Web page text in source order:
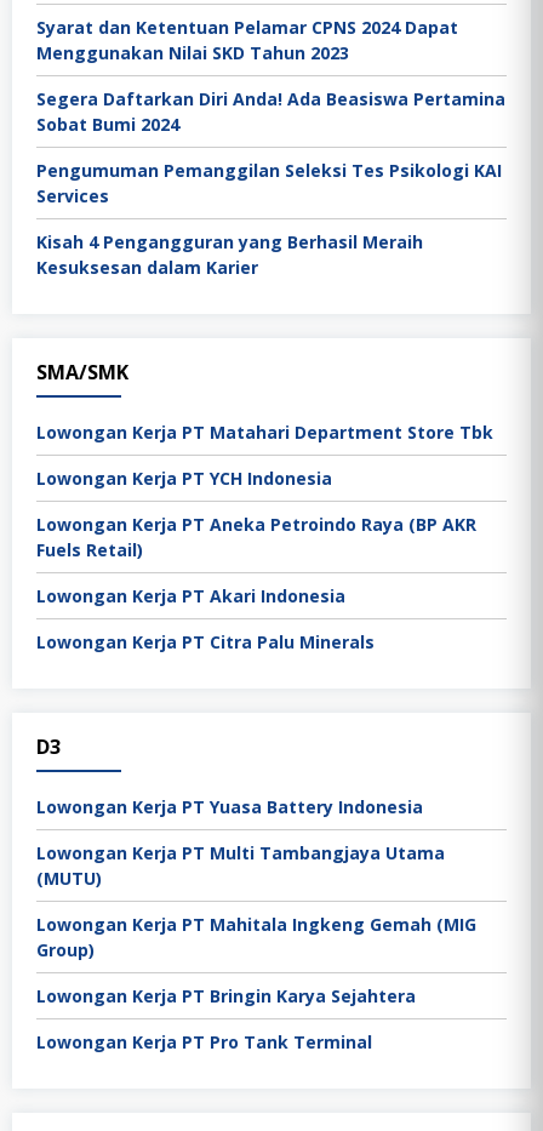
Syarat dan Ketentuan Pelamar CPNS 2024 Dapat
Menggunakan Nilai SKD Tahun 2023
Segera Daftarkan Diri Anda! Ada Beasiswa Pertamina
Sobat Bumi 2024
Pengumuman Pemanggilan Seleksi Tes Psikologi KAI
Services
Kisah 4 Pengangguran yang Berhasil Meraih
Kesuksesan dalam Karier
SMA/SMK
Lowongan Kerja PT Matahari Department Store Tbk
Lowongan Kerja PT YCH Indonesia
Lowongan Kerja PT Aneka Petroindo Raya (BP AKR
Fuels Retail)
Lowongan Kerja PT Akari Indonesia
Lowongan Kerja PT Citra Palu Minerals
D3
Lowongan Kerja PT Yuasa Battery Indonesia
Lowongan Kerja PT Multi Tambangjaya Utama
(MUTU)
Lowongan Kerja PT Mahitala Ingkeng Gemah (MIG
Group)
Lowongan Kerja PT Bringin Karya Sejahtera
Lowongan Kerja PT Pro Tank Terminal